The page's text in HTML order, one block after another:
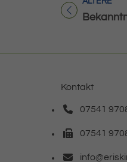
Titel für
Bekanntmachung der
Kontakt
07541
07541
Faxnummer: 0